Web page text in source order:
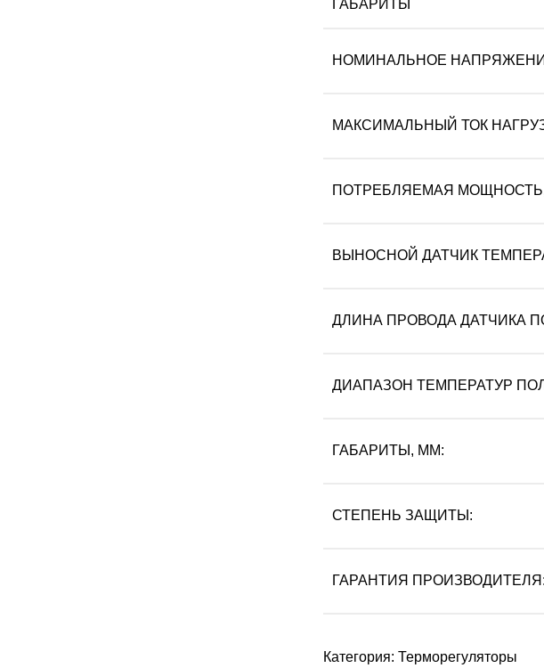
ГАБАРИТЫ
НОМИНАЛЬНОЕ
МАКСИМАЛЬНЫЙ ТОК
ПОТРЕБЛЯЕМАЯ
ВЫНОСНОЙ ДАТЧИК
ДЛИНА ПРОВОДА ДАТЧИКА
ДИАПАЗОН ТЕМПЕРАТУР
ГАБАРИТЫ, ММ:
СТЕПЕНЬ ЗАЩИТЫ:
ГАРАНТИЯ ПРОИЗВОДИТЕЛЯ:
Категория: Терморегуляторы